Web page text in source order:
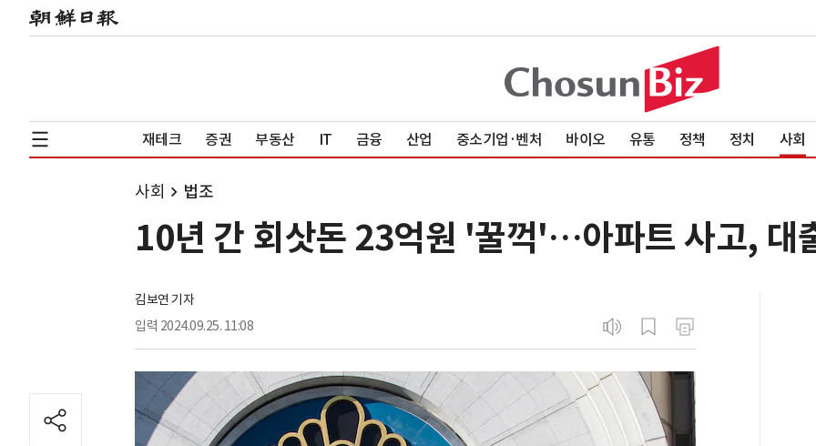
재테크 증권 부동산 IT 금융 산업 중소기업·벤처 바이오 유통 정책 정치 사회
사회 법조
10년 간 회삿돈 23억원 '꿀꺽'…아파트 사고, 대
김보연 기자
입력 2024.09.25. 11:08